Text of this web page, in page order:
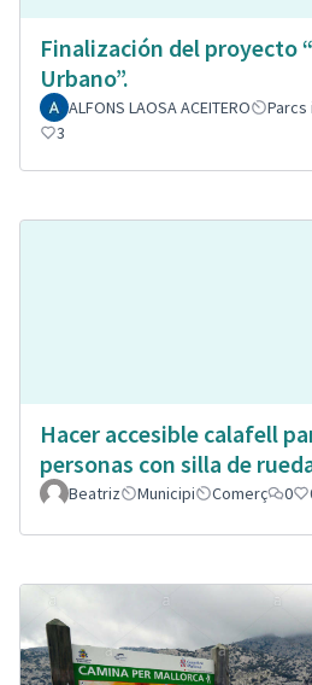
Finalización del proyecto
Urbano”.
ALFONS LAOSA ACEITERO
3
Hacer accesible calafell
personas con silla de
Beatriz Municipi Comerç 0